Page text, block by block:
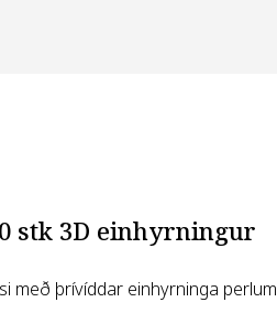
stk 3D einhyrningur
með þrívíddar einhyrninga perlum